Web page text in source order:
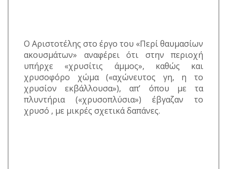
Ο Αριστοτέλης στο έργο του «Περί θαυμασίων
ακουσμάτων» αναφέρει ότι στην περιοχή
υπήρχε «χρυσίτις άμμος», καθώς και
χρυσοφόρο χώμα («αχώνευτος γη, η το
χρυσίον εκβάλλουσα»), απ’ όπου με τα
πλυντήρια («χρυσοπλύσια») έβγαζαν το
χρυσό , με μικρές σχετικά δαπάνες.